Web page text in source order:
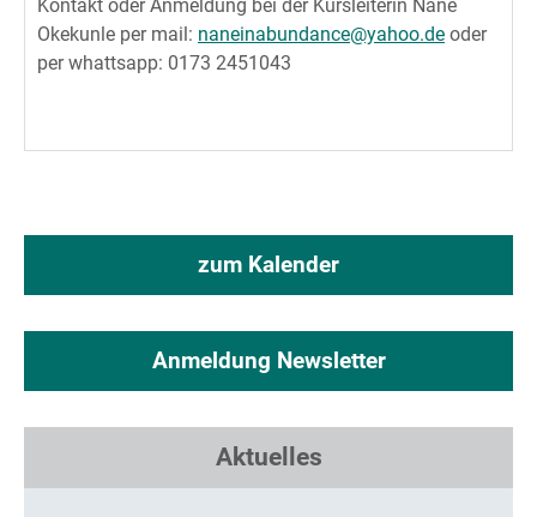
Kontakt oder Anmeldung bei der Kursleiterin Nane
Okekunle per mail: naneinabundance@yahoo.de oder
per whattsapp: 0173 2451043
zum Kalender
Anmeldung Newsletter
Aktuelles